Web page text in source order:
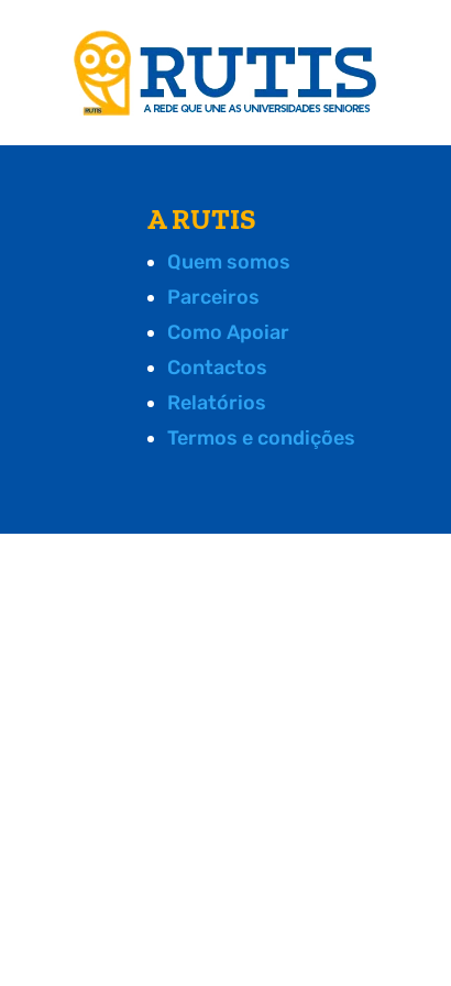
A RUTIS
Quem somos
Parceiros
Como Apoiar
Contactos
Relatórios
Termos e condições